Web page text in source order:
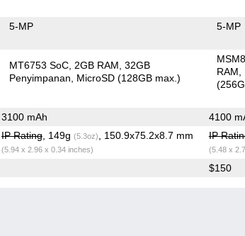
5-MP 5-MP
MT6753 SoC 2GB RAM 32GB
Penyimpanan
MicroSD (128GB max.)
RAM
3100 mAh 4100
IP Rating, 149g (5.3oz) , 150.9x75.2x8.7 mm
(5.94 x 2.96 x 0.34 inches)
IP
(5.48 x
$150